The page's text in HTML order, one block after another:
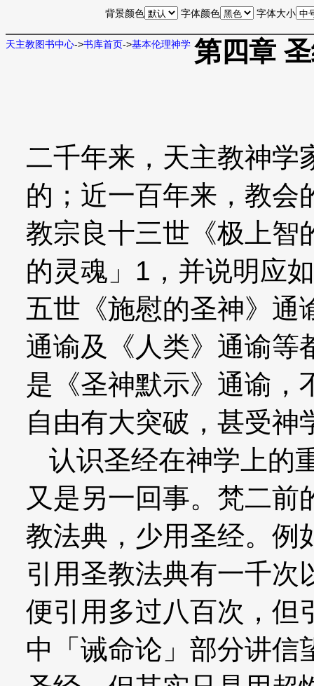
背景颜色 字体颜色 字体大小
天主教图书中心->书库首页->基本伦理神学 第四章
二千年来，天主教神学
的；近一百年来，教会
教宗良十三世《极上智
的灵魂」1，并说明应
五世《施慰的圣神》通
通谕及《人类》通谕等
是《圣神默示》通谕，
自由有大突破，甚受神
认识圣经在神学上的
又是另一回事。梵二前
教法典，少用圣经。例
引用圣教法典有一千次
便引用多过八百次，但
中「诫命论」部分讲信